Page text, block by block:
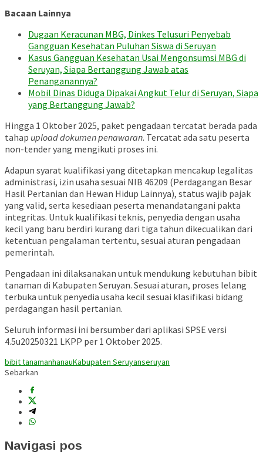
Bacaan Lainnya
Dugaan Keracunan MBG, Dinkes Telusuri Penyebab
Gangguan Kesehatan Puluhan Siswa di Seruyan
Kasus Gangguan Kesehatan Usai Mengonsumsi MBG di
Seruyan, Siapa Bertanggung Jawab atas
Penanganannya?
Mobil Dinas Diduga Dipakai Angkut Telur di Seruyan, Siapa
yang Bertanggung Jawab?
Hingga 1 Oktober 2025, paket pengadaan tercatat berada pada
tahap upload dokumen penawaran. Tercatat ada satu peserta
non-tender yang mengikuti proses ini.
Adapun syarat kualifikasi yang ditetapkan mencakup legalitas
administrasi, izin usaha sesuai NIB 46209 (Perdagangan Besar
Hasil Pertanian dan Hewan Hidup Lainnya), status wajib pajak
yang valid, serta kesediaan peserta menandatangani pakta
integritas. Untuk kualifikasi teknis, penyedia dengan usaha
kecil yang baru berdiri kurang dari tiga tahun dikecualikan dari
ketentuan pengalaman tertentu, sesuai aturan pengadaan
pemerintah.
Pengadaan ini dilaksanakan untuk mendukung kebutuhan bibit
tanaman di Kabupaten Seruyan. Sesuai aturan, proses lelang
terbuka untuk penyedia usaha kecil sesuai klasifikasi bidang
perdagangan hasil pertanian.
Seluruh informasi ini bersumber dari aplikasi SPSE versi
4.5u20250321 LKPP per 1 Oktober 2025.
bibit tanamanhanauKabupaten Seruyanseruyan
Sebarkan
Navigasi pos